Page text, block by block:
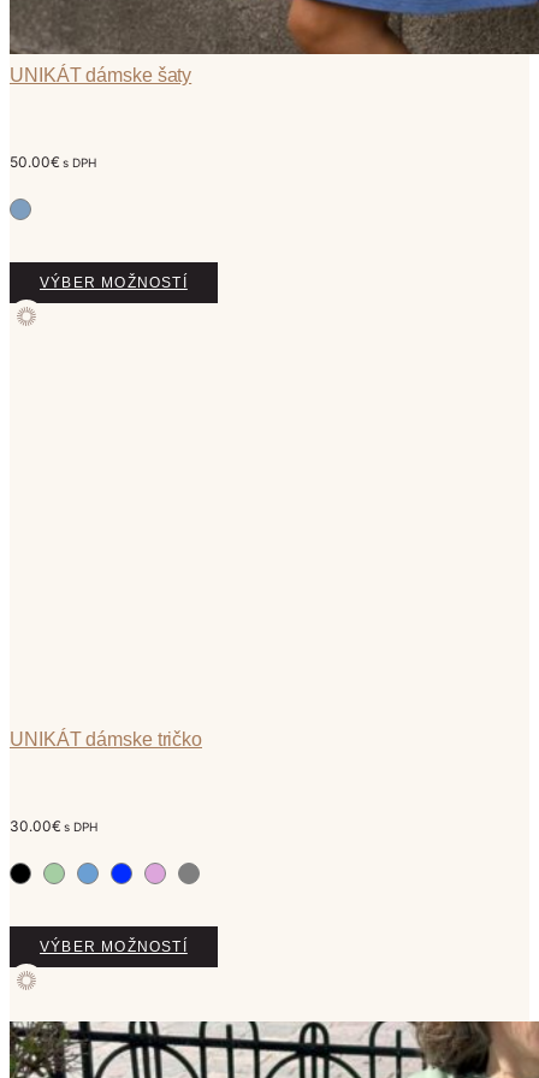
UNIKÁT dámske šaty
50.00€ s DPH
VÝBER MOŽNOSTÍ
produkt
UNIKÁT dámske tričko
30.00€ s DPH
VÝBER MOŽNOSTÍ
produkt
variantov.
Možnosti